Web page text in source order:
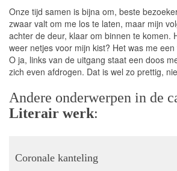
Onze tijd samen is bijna om, beste
zwaar valt om me los te laten, maar mijn
achter de deur, klaar om binnen te komen.
weer netjes voor mijn kist? Het was me
O ja, links van de uitgang staat een doos
zich even afdrogen. Dat is wel zo prettig,
Andere onderwerpen in de
Literair werk:
Coronale kanteling